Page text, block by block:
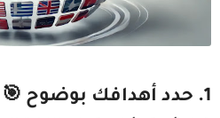
1. حدد أهدافك بوضوح 🎯